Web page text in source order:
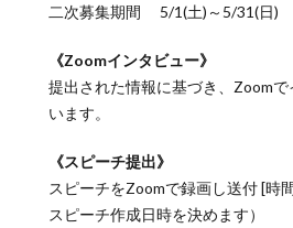
二次募集期間 5/1(土)～5/31(日)
《Zoomインタビュー》
提出された情報に基づき、Zoom
います。
《スピーチ提出》
スピーチをZoomで録画し送付 [時
スピーチ作成日時を決めます）